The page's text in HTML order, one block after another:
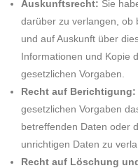
Auskunftsrecht: Sie
darüber zu verlangen, ob
und auf Auskunft über
Informationen und Kopie
gesetzlichen Vorgaben.
Recht auf Berichtigung:
gesetzlichen Vorgaben
betreffenden Daten oder
unrichtigen Daten zu
Recht auf Löschung